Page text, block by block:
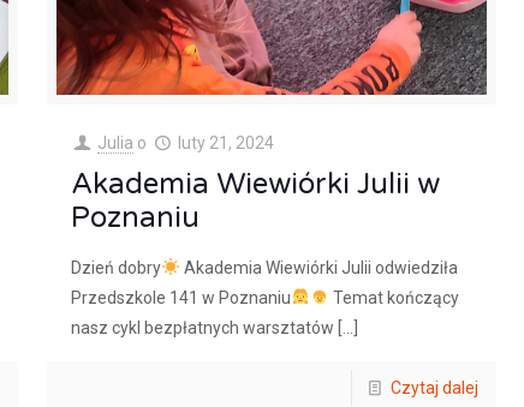
Julia o luty 21, 2024
Akademia Wiewiórki Julii w
Poznaniu
Dzień dobry
Akademia Wiewiórki Julii odwiedziła
Przedszkole 141 w Poznaniu
Temat kończący
nasz cykl bezpłatnych warsztatów
Czytaj dalej